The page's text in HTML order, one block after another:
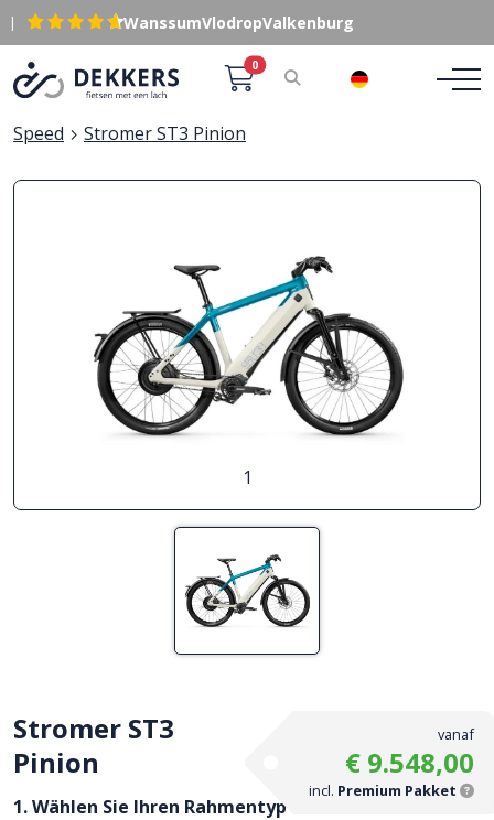
| WanssumVlodropValkenburg
0
Speed Stromer ST3 Pinion
1
Stromer ST3
Pinion
vanaf
€ 9.548,00
incl. Premium Pakket
1. Wählen Sie Ihren Rahmentyp